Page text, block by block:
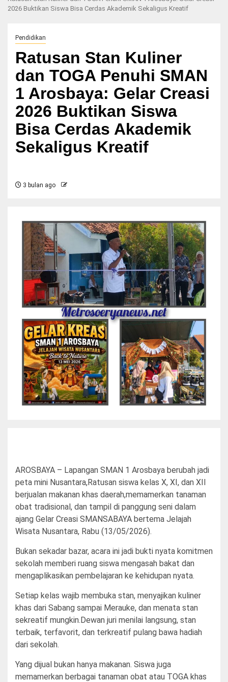
2026 Buktikan Siswa Bisa Cerdas Akademik Sekaligus Kreatif
Pendidikan
Ratusan Stan Kuliner
dan TOGA Penuhi SMAN
1 Arosbaya: Gelar Creasi
2026 Buktikan Siswa
Bisa Cerdas Akademik
Sekaligus Kreatif
3 bulan ago
AROSBAYA – Lapangan SMAN 1 Arosbaya berubah jadi
peta mini Nusantara,Ratusan siswa kelas X, XI, dan XII
berjualan makanan khas daerah,memamerkan tanaman
obat tradisional, dan tampil di panggung seni dalam
ajang Gelar Creasi SMANSABAYA bertema Jelajah
Wisata Nusantara, Rabu (13/05/2026).
Bukan sekadar bazar, acara ini jadi bukti nyata komitmen
sekolah memberi ruang siswa mengasah bakat dan
mengaplikasikan pembelajaran ke kehidupan nyata.
Setiap kelas wajib membuka stan, menyajikan kuliner
khas dari Sabang sampai Merauke, dan menata stan
sekreatif mungkin.Dewan juri menilai langsung, stan
terbaik, terfavorit, dan terkreatif pulang bawa hadiah
dari sekolah.
Yang dijual bukan hanya makanan. Siswa juga
memamerkan berbagai tanaman obat atau TOGA khas